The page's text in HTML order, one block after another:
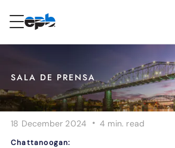
Internet
Energía
principal
SALA DE PRENSA
18 December 2024 · 4 min. read
Chattanoogan: